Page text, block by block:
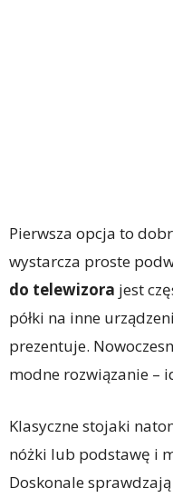
Pierwsza opcja to
wystarcza proste
do telewizora jest
półki na inne
prezentuje.
modne rozwiązanie –
Klasyczne stojaki
nóżki lub podstawę i
Doskonale